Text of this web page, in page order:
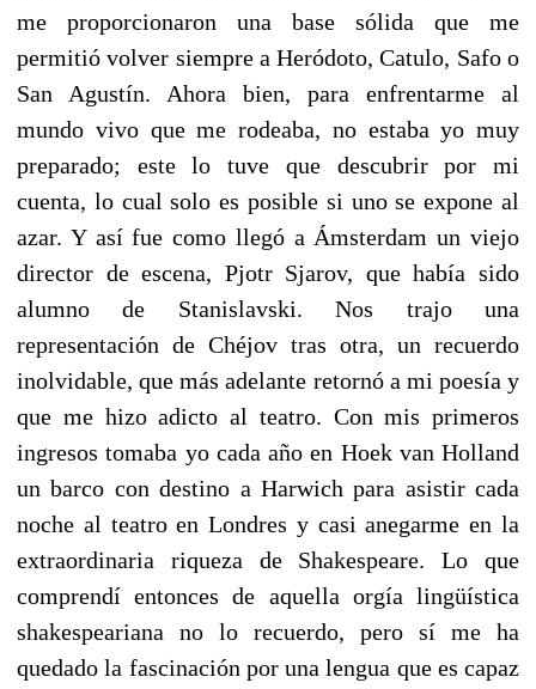
me proporcionaron una base sólida que me
permitió volver siempre a Heródoto, Catulo, Safo o
San Agustín. Ahora bien, para enfrentarme al
mundo vivo que me rodeaba, no estaba yo muy
preparado; este lo tuve que descubrir por mi
cuenta, lo cual solo es posible si uno se expone al
azar. Y así fue como llegó a Ámsterdam un viejo
director de escena, Pjotr Sjarov, que había sido
alumno de Stanislavski. Nos trajo una
representación de Chéjov tras otra, un recuerdo
inolvidable, que más adelante retornó a mi poesía y
que me hizo adicto al teatro. Con mis primeros
ingresos tomaba yo cada año en Hoek van Holland
un barco con destino a Harwich para asistir cada
noche al teatro en Londres y casi anegarme en la
extraordinaria riqueza de Shakespeare. Lo que
comprendí entonces de aquella orgía lingüística
shakespeariana no lo recuerdo, pero sí me ha
quedado la fascinación por una lengua que es capaz